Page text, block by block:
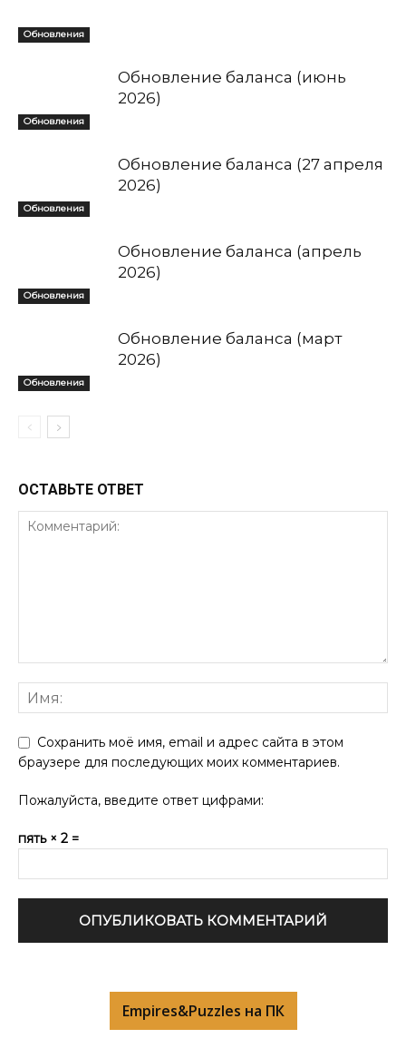
Обновления
Обновления
Обновление баланса (июнь
2026)
Обновления
Обновление баланса (27 апреля
2026)
Обновления
Обновление баланса (апрель
2026)
Обновления
Обновление баланса (март
2026)
ОСТАВЬТЕ ОТВЕТ
Сохранить моё имя, email и адрес сайта в этом
браузере для последующих моих комментариев.
Пожалуйста, введите ответ цифрами:
пять × 2 =
Empires&Puzzles на ПК